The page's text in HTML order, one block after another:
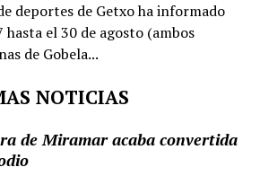
deportes de Getxo ha informado
hasta el 30 de agosto (ambos
de Gobela...
NOTICIAS
de Miramar acaba convertida